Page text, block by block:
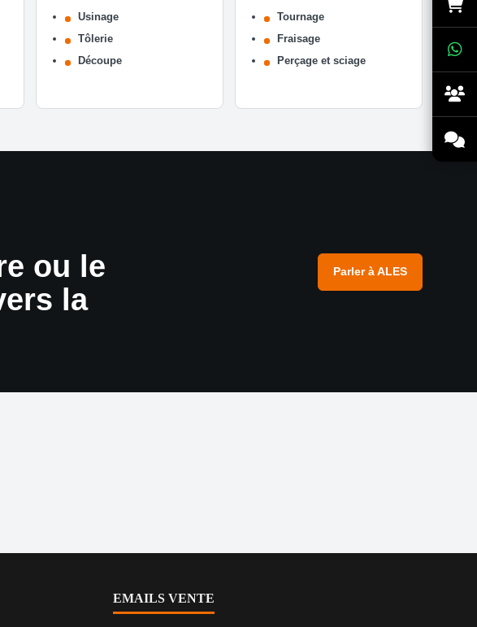
Usinage
Tôlerie
Découpe
Tournage
Fraisage
Perçage et sciage
ou le
la
Parler à ALES
EMAILS VENTE